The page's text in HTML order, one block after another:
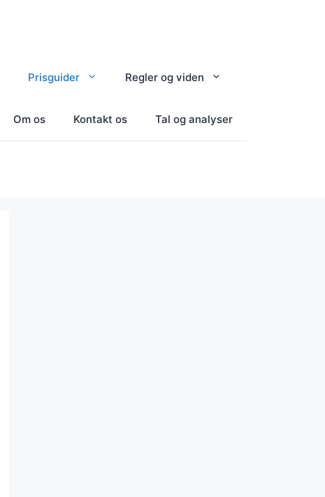
Prisguider Regler og viden
Om os Kontakt os Tal og analyser